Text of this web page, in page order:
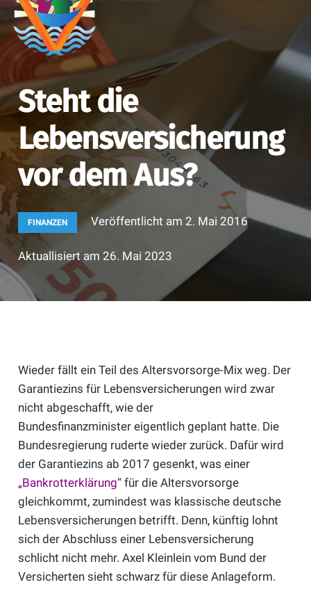
Steht die
Lebensversicherung
vor dem Aus?
FINANZEN Veröffentlicht am 2. Mai 2016
Aktuallisiert am 26. Mai 2023
Wieder fällt ein Teil des Altersvorsorge-Mix weg. Der
Garantiezins für Lebensversicherungen wird zwar
nicht abgeschafft, wie der
Bundesfinanzminister eigentlich geplant hatte. Die
Bundesregierung ruderte wieder zurück. Dafür wird
der Garantiezins ab 2017 gesenkt, was einer
„Bankrotterklärung“für die Altersvorsorge
gleichkommt, zumindest was klassische deutsche
Lebensversicherungen betrifft. Denn, künftig lohnt
sich der Abschluss einer Lebensversicherung
schlicht nicht mehr. Axel Kleinlein vom Bund der
Versicherten sieht schwarz für diese Anlageform.